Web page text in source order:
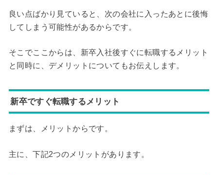
良い点ばかり見ていると、次の会社に入ったあとに後悔
してしまう可能性があるからです。
そこでここからは、新卒入社後すぐに転職するメリット
と同時に、デメリットについてもお伝えします。
新卒ですぐ転職するメリット
まずは、メリットからです。
主に、下記2つのメリットがあります。